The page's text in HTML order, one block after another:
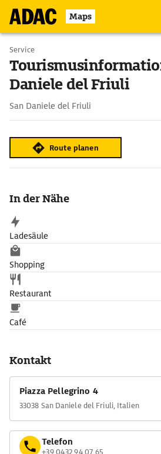
Maps
Service
Daniele del Friuli
San Daniele del Friuli
Route planen
In der Nähe
Ladesäule
Shopping
Restaurant
Café
Kontakt
Piazza Pellegrino 4
33038 San Daniele del Friuli, Italien
Telefon
+39 0432 94 07 65